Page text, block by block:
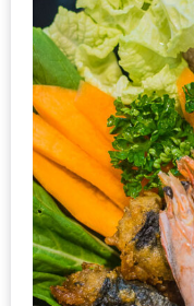
เดียว
ทั้ง
ช้อป
กิน
เที่ยว
พร้อม
โปร
โม
ชั่น
สำหรับ